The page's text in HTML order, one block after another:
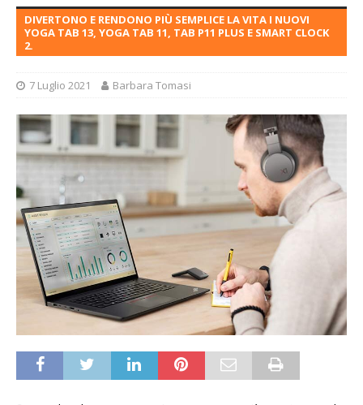
DIVERTONO E RENDONO PIÙ SEMPLICE LA VITA I NUOVI
YOGA TAB 13, YOGA TAB 11, TAB P11 PLUS E SMART CLOCK
2.
7 Luglio 2021 Barbara Tomasi